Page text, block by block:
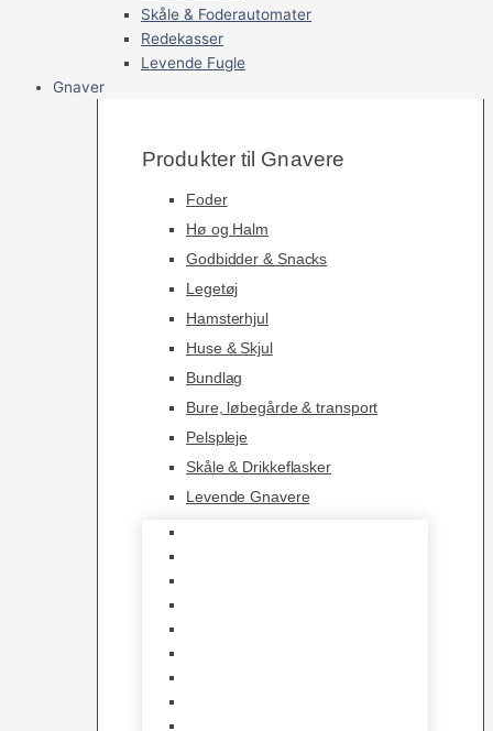
Skåle & Foderautomater
Redekasser
Levende Fugle
Gnaver
Produkter til Gnavere
Foder
Hø og Halm
Godbidder & Snacks
Legetøj
Hamsterhjul
Huse & Skjul
Bundlag
Bure, løbegårde & transport
Pelspleje
Skåle & Drikkeflasker
Levende Gnavere